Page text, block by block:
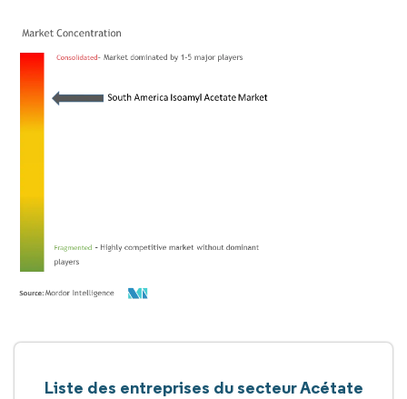
Liste des entreprises du secteur Acétate